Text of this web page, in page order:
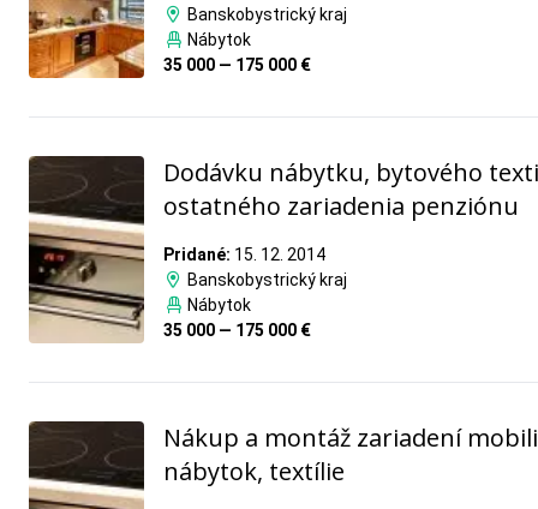
Banskobystrický kraj
Nábytok
35 000 — 175 000 €
Dodávku nábytku, bytového
ostatného zariadenia penziónu
Pridané: 15. 12. 2014
Banskobystrický kraj
Nábytok
35 000 — 175 000 €
Nákup a montáž zariadení
nábytok, textílie